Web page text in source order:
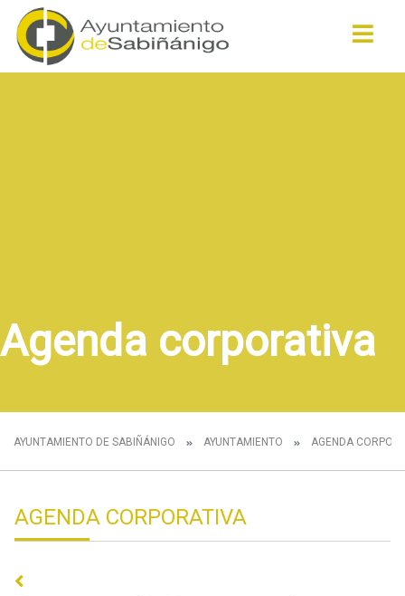
Agenda corporativa
AYUNTAMIENTO DE SABIÑÁNIGO AYUNTAMIENTO AGENDA
AGENDA CORPORATIVA